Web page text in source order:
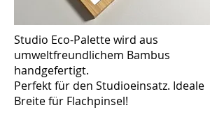
Studio Eco-Palette wird aus
umweltfreundlichem Bambus
handgefertigt.
Perfekt für den Studioeinsatz. Ideale
Breite für Flachpinsel!